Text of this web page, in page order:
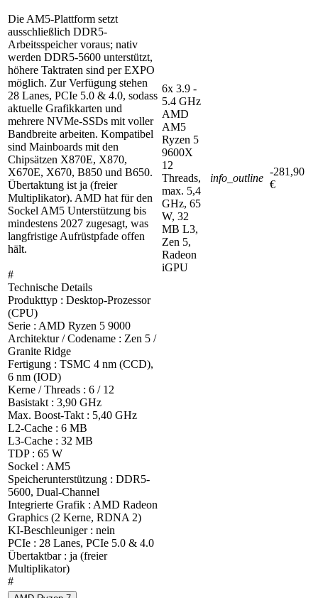
Die AM5-Plattform setzt
ausschließlich DDR5-
Arbeitsspeicher voraus; nativ
werden DDR5-5600 unterstützt,
höhere Taktraten sind per EXPO
möglich. Zur Verfügung stehen
28 Lanes, PCIe 5.0 & 4.0, sodass
aktuelle Grafikkarten und
mehrere NVMe-SSDs mit voller
Bandbreite arbeiten. Kompatibel
sind Mainboards mit den
Chipsätzen X870E, X870,
X670E, X670, B850 und B650.
Übertaktung ist ja (freier
Multiplikator). AMD hat für den
Sockel AM5 Unterstützung bis
mindestens 2027 zugesagt, was
langfristige Aufrüstpfade offen
hält.
#
Technische Details
Produkttyp : Desktop-Prozessor
(CPU)
Serie : AMD Ryzen 5 9000
Architektur / Codename : Zen 5 /
Granite Ridge
Fertigung : TSMC 4 nm (CCD),
6 nm (IOD)
Kerne / Threads : 6 / 12
Basistakt : 3,90 GHz
Max. Boost-Takt : 5,40 GHz
L2-Cache : 6 MB
L3-Cache : 32 MB
TDP : 65 W
Sockel : AM5
Speicherunterstützung : DDR5-
5600, Dual-Channel
Integrierte Grafik : AMD Radeon
Graphics (2 Kerne, RDNA 2)
KI-Beschleuniger : nein
PCIe : 28 Lanes, PCIe 5.0 & 4.0
Übertaktbar : ja (freier
Multiplikator)
#
6x 3.9 -
5.4 GHz
AMD
AM5
Ryzen 5
9600X
12
Threads,
max. 5,4
GHz, 65
W, 32
MB L3,
Zen 5,
Radeon
iGPU
info_outline
-281,90
€